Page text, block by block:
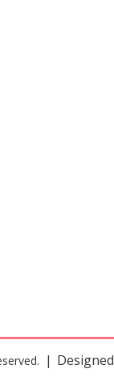
| Designed